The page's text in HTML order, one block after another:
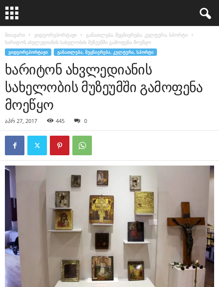
მთავარი ვიდეორეპორტაჟი
განათლება, მეცნიერება, კულტურა, სპორტი
ხარიტონ ახვლედიანის სახელობის მუზეუმში გამოფენა მოეწყო
ᲕᲘᲓᲔᲝᲠᲔᲞᲝᲠᲢᲐᲟᲘ ᲒᲐᲜᲐᲗᲚᲔᲑᲐ, ᲛᲔᲪᲜᲘᲔᲠᲔᲑᲐ, ᲙᲣᲚᲢᲣᲠᲐ, ᲡᲞᲝᲠᲢᲘ
ხარიტონ ახვლედიანის
სახელობის მუზეუმში გამოფენა
მოეწყო
აპრ 27, 2017 445 0